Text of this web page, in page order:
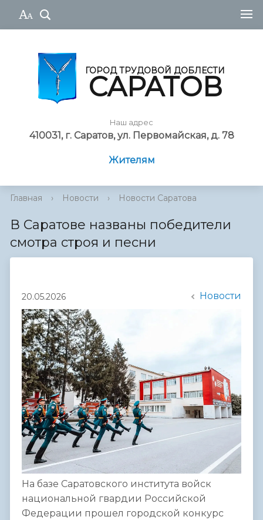
ГОРОД ТРУДОВОЙ ДОБЛЕСТИ
САРАТОВ
Наш адрес
410031, г. Саратов, ул. Первомайская, д. 78
Жителям
Главная › Новости › Новости Саратова
В Саратове названы победители
смотра строя и песни
20.05.2026 Новости
На базе Саратовского института войск
национальной гвардии Российской
Федерации прошел городской конкурс